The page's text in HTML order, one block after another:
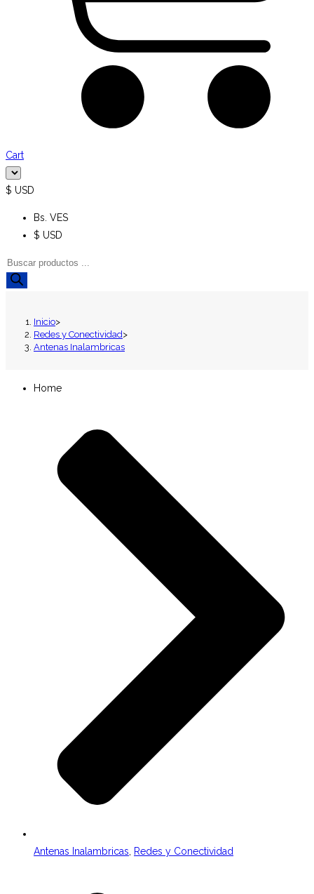
Cart
$ USD
Bs. VES
$ USD
Búsqueda
de
Inicio>
Redes y Conectividad>
Antenas Inalambricas
Home
Antenas Inalambricas, Redes y Conectividad